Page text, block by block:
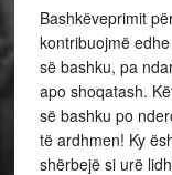
Bashkëveprimit
kontribuojmë
së bashku, pa
apo shoqatash.
së bashku po
të ardhmen! Ky
shërbejë si urë